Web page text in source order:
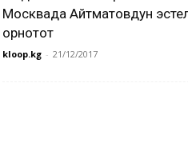
Москвада Айтматовдун
орнотот
kloop.kg - 21/12/2017